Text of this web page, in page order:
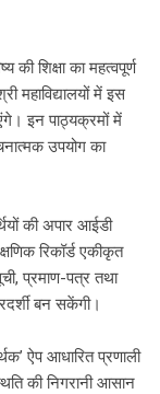
की शिक्षा का महत्वपूर्ण
महाविद्यालयों में इस
इन पाठ्यक्रमों में
उपयोग का
की अपार आईडी
रिकॉर्ड एकीकृत
प्रमाण-पत्र तथा
बन सकेंगी।
ऐप आधारित प्रणाली
की निगरानी आसान